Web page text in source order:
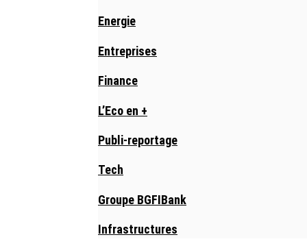
Energie
Entreprises
Finance
L’Eco en +
Publi-reportage
Tech
Groupe BGFIBank
Infrastructures